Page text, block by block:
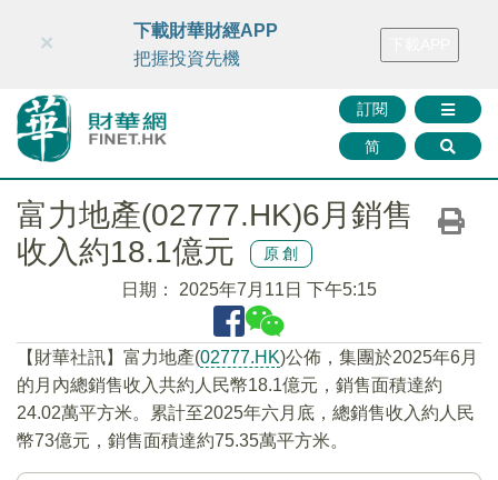
財華智庫網 FINTV FINMETA 財華證券 媒體矩陣
訂閱
简
×
下載財華財經APP
把握投資先機
富力地產(02777.HK)6月銷售
收入約18.1億元
原創
日期： 2025年7月11日 下午5:15
【財華社訊】富力地產(02777.HK)公佈，集團於2025年6月
的月內總銷售收入共約人民幣18.1億元，銷售面積達約
24.02萬平方米。累計至2025年六月底，總銷售收入約人民
幣73億元，銷售面積達約75.35萬平方米。